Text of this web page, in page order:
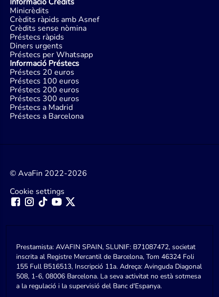
Minicrèdits
Crèdits ràpids amb Asnef
Crèdits sense nòmina
Préstecs ràpids
Diners urgents
Préstecs per Whatsapp
Informació Préstecs
Préstecs 20 euros
Préstecs 100 euros
Préstecs 200 euros
Préstecs 300 euros
Préstecs a Madrid
Préstecs a Barcelona
© AvaFin 2022-2026
Cookie settings
Prestamista: AVAFIN SPAIN, SLUNIF: B71087472, societat
inscrita al Registre Mercantil de Barcelona, Tom 46324 Foli
155 Full B516513, Inscripció 11a. Adreça: Avinguda Diagonal
508, 1-6, 08006 Barcelona. La seva activitat no està sotmesa
a la regulació i la supervisió del Banc d'Espanya.